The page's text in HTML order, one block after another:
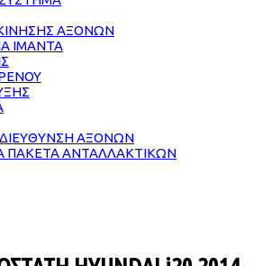
ΑΞΟΝΩΝ
ΙΜΑΝΤΑ
ΑΞΟΝΩΝ
ΠΑΚΕΤΑ ΑΝΤΑΛΛΑΚΤΙΚΩΝ